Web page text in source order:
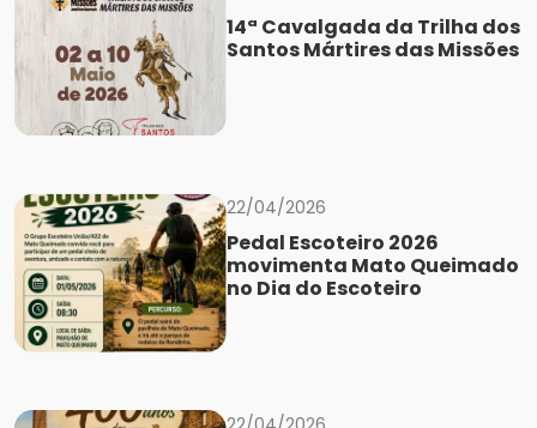
14ª Cavalgada da Trilha dos
Santos Mártires das Missões
22/04/2026
Pedal Escoteiro 2026
movimenta Mato Queimado
no Dia do Escoteiro